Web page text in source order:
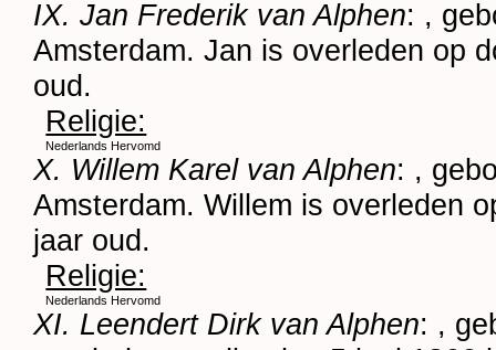
IX. Jan Frederik van Alphen: ,
Amsterdam. Jan is overleden op
oud.
Religie:
Nederlands Hervomd
X. Willem Karel van Alphen: ,
Amsterdam. Willem is overleden
jaar oud.
Religie:
Nederlands Hervomd
XI. Leendert Dirk van Alphen: ,